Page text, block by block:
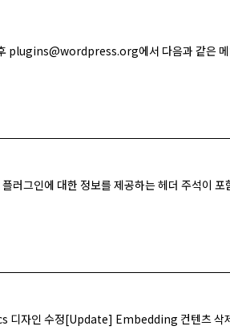
에서 다음과 같은
그인에 대한 정보를 제공하는 헤더 주석이
자인 수정[Update] Embedding 컨텐츠 삭